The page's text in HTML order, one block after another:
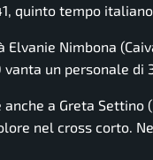
quinto tempo
Nimbona
un personale di
a Greta
nel cross corto.